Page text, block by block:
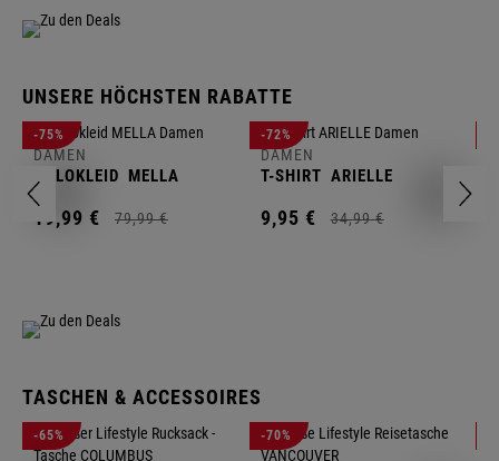
UNSERE HÖCHSTEN RABATTE
-75%
DAMEN
POLOKLEID MELLA
19,99 € 79,99 €
-72%
DAMEN
T-SHIRT ARIELLE
9,95 € 34,99 €
TASCHEN & ACCESSOIRES
-65% -70%